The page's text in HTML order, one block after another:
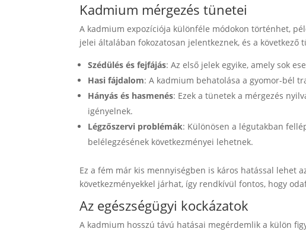
Kadmium mérgezés tünetei
A kadmium expozíciója különféle módokon történhet,
jelei általában fokozatosan jelentkeznek, és a következő
Szédülés és fejfájás: Az első jelek egyike, amely sok
Hasi fájdalom: A kadmium behatolása a gyomor-bél
Hányás és hasmenés: Ezek a tünetek a mérgezés
igényelnek.
Légzőszervi problémák: Különösen a légutakban
belélegzésének következményei lehetnek.
Ez a fém már kis mennyiségben is káros hatással lehet
következményekkel járhat, így rendkívül fontos, hogy
Az egészségügyi kockázatok
A kadmium hosszú távú hatásai megérdemlik a külön